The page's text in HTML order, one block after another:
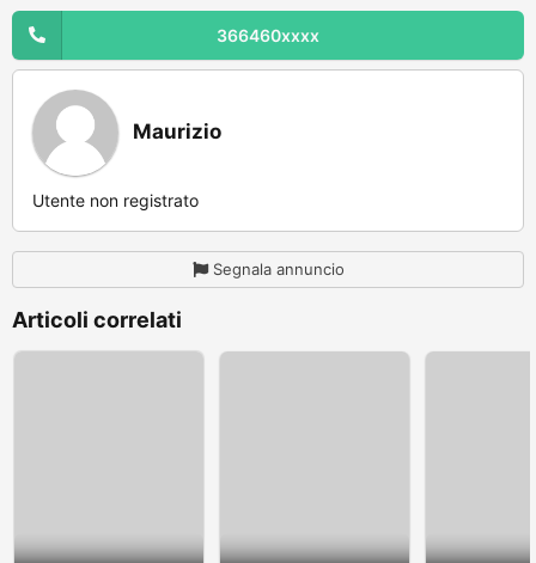
366460xxxx
Maurizio
Utente non registrato
Segnala annuncio
Articoli correlati